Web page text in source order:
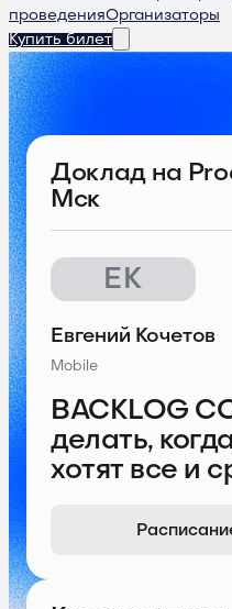
проведенияОрганизаторы
Купить билет
Доклад на
Мск
ЕК
BACKLOG
делать,
хотят все и
Евгений Кочетов
Mobile